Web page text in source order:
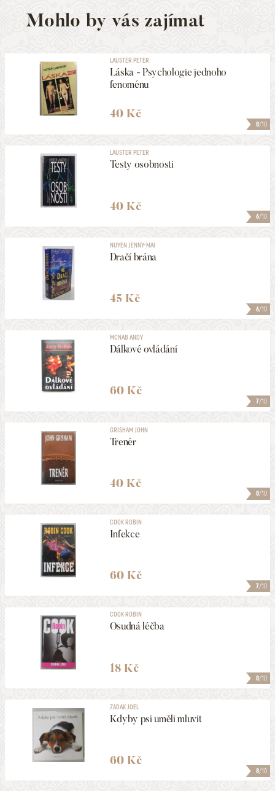
Mohlo by vás zajímat
8/10
LAUSTER PETER
Láska - Psychologie jednoho
fenoménu
40 Kč
6/10
LAUSTER PETER
Testy osobnosti
40 Kč
6/10
NUYEN JENNY-MAI
Dračí brána
45 Kč
7/10
MCNAB ANDY
Dálkové ovládání
60 Kč
8/10
GRISHAM JOHN
Trenér
40 Kč
7/10
COOK ROBIN
Infekce
60 Kč
8/10
COOK ROBIN
Osudná léčba
18 Kč
8/10
ZADAK JOEL
Kdyby psi uměli mluvit
60 Kč